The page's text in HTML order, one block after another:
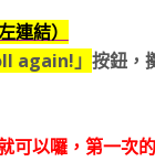
連結）
again!」 按鈕，
可以囉，第一次